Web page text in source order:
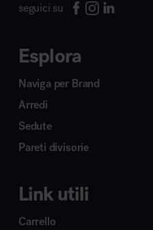
seguici su
Esplora
Naviga per Brand
Arredi
Sedute
Pareti divisorie
Link utili
Carrello